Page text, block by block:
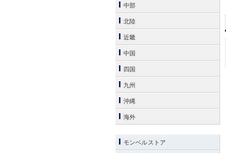
中部
北陸
近畿
中国
四国
九州
沖縄
海外
モンベルストア